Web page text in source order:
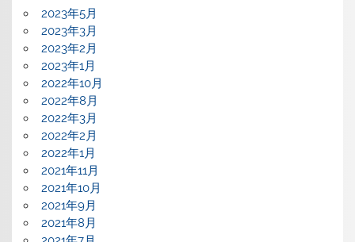
2023年5月
2023年3月
2023年2月
2023年1月
2022年10月
2022年8月
2022年3月
2022年2月
2022年1月
2021年11月
2021年10月
2021年9月
2021年8月